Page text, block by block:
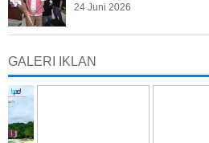
24 Juni 2026
GALERI IKLAN